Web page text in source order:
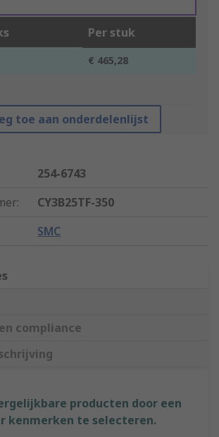
Per stuk
€ 465,28
toe aan onderdelenlijst
254-6743
:
CY3B25TF-350
SMC
compliance
producten door een
kenmerken te selecteren.